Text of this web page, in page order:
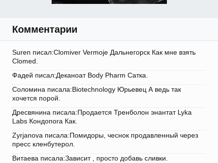
Комментарии
Suren писал:Clomiver Vermoje Дальнегорск Как мне взять
Clomed.
Фадей писал:Деканоат Body Pharm Сатка.
Соломина писала:Biotechnology Юрьевец А ведь так
хочется порой.
Дресвянина писала:Продается Тренболон энантат Lyka
Labs Кондопога Как.
Zyrjanova писала:Помидоры, чеснок продавленный через
пресс кленбутерол.
Витаева писала:Зависит , просто добавь сливки.